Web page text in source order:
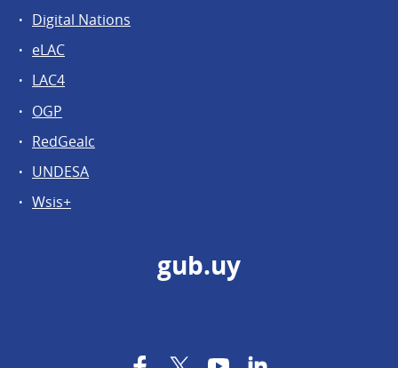
Digital Nations
eLAC
LAC4
OGP
RedGealc
UNDESA
Wsis+
gub.uy